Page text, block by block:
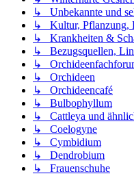
↳ Unbekannte und
↳ Kultur, Pflanzung,
↳ Krankheiten &
↳ Bezugsquellen,
↳
↳ Orchideen
↳ Orchideencafé
↳ Bulbophyllum
↳ Cattleya und
↳ Coelogyne
↳ Cymbidium
↳ Dendrobium
↳ Frauenschuhe